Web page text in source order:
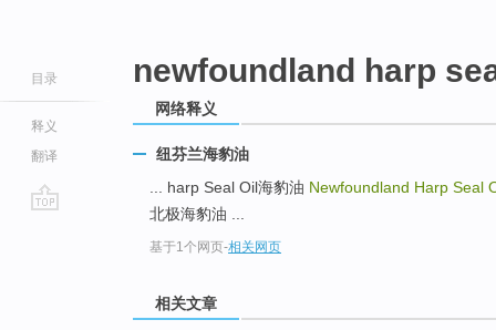
目录
释义
翻译
newfoundland harp
网络释义
纽芬兰海豹油
... harp Seal Oil海豹油 Newfoundland Harp Seal
北极海豹油 ...
基于1个网页-相关网页
相关文章